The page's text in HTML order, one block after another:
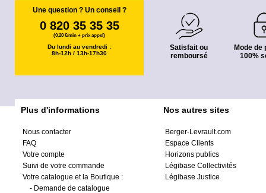
Une question ? Un conseil ?
0 820 35 35 35
(0,20 €/min + prix appel)
Du lundi au vendredi :
8h-12h / 13h-17h30
Satisfait ou
remboursé
Mode de
100%
Plus d'informations
Nous contacter
FAQ
Votre compte
Suivi de votre commande
Votre catalogue et la Boutique :
- Demande de catalogue
Nos autres sites
Berger-Levrault.com
Espace Clients
Horizons publics
Légibase Collectivités
Légibase Justice